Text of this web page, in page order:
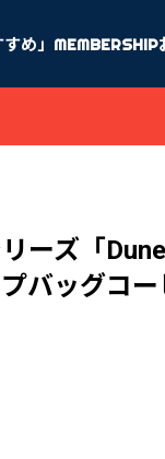
め」 MEMBERSHIP
ーズ「
バッグコー